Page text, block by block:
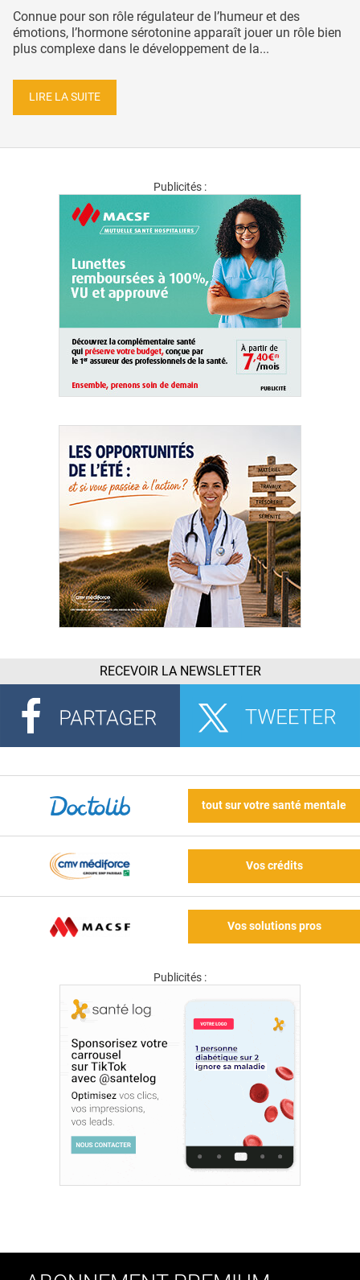
Connue pour son rôle régulateur de l’humeur et des
émotions, l’hormone sérotonine apparaît jouer un rôle bien
plus complexe dans le développement de la...
LIRE LA SUITE
Publicités :
RECEVOIR LA NEWSLETTER
tout sur votre santé mentale
Vos crédits
Vos solutions pros
Publicités :